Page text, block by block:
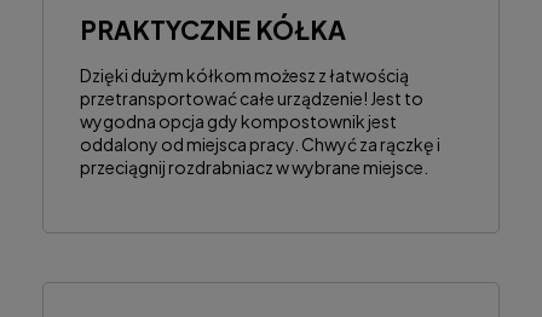
PRAKTYCZNE KÓŁKA
Dzięki dużym kółkom możesz z łatwością
przetransportować całe urządzenie! Jest to
wygodna opcja gdy kompostownik jest
oddalony od miejsca pracy. Chwyć za rączkę i
przeciągnij rozdrabniacz w wybrane miejsce.